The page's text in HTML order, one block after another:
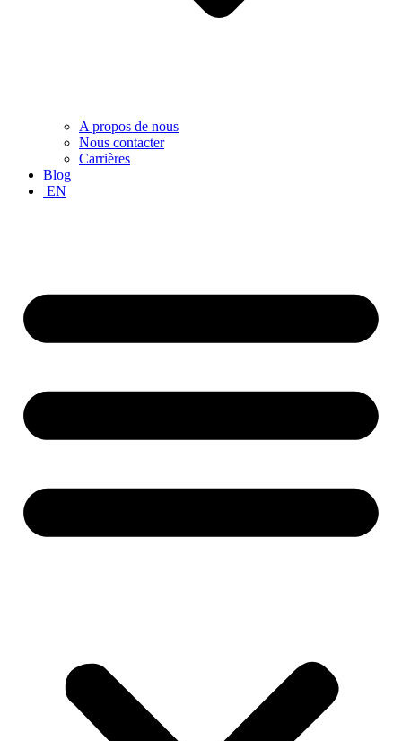
A propos de nous
Nous contacter
Carrières
Blog
EN